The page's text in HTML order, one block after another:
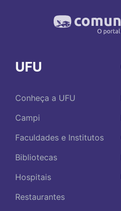
UFU
Conheça a UFU
Campi
Faculdades e Institutos
Bibliotecas
Hospitais
Restaurantes